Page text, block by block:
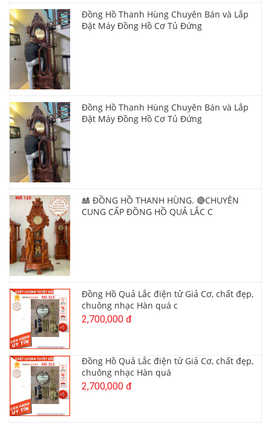
Đồng Hồ Thanh Hùng Chuyên Bán và Lắp
Đặt Máy Đồng Hồ Cơ Tủ Đứng
Đồng Hồ Thanh Hùng Chuyên Bán và Lắp
Đặt Máy Đồng Hồ Cơ Tủ Đứng
🎎 ĐỒNG HỒ THANH HÙNG. 🔴CHUYÊN
CUNG CẤP ĐỒNG HỒ QUẢ LẮC C
Đồng Hồ Quả Lắc điện tử Giả Cơ, chất đẹp,
chuông nhạc Hàn quá c
2,700,000 đ
Đồng Hồ Quả Lắc điện tử Giả Cơ, chất đẹp,
chuông nhạc Hàn quá
2,700,000 đ